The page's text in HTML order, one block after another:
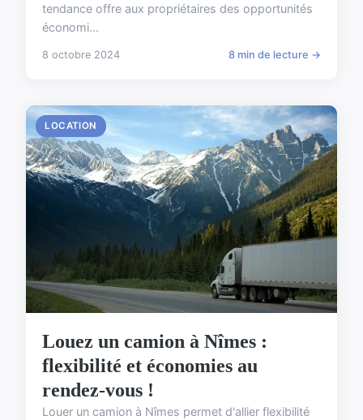
tendance offre aux propriétaires des opportunités
économi...
8 octobre 2024 8 min de lecture →
LOCATION
Louez un camion à Nîmes :
flexibilité et économies au
rendez-vous !
Louer un camion à Nîmes permet d'allier flexibilité